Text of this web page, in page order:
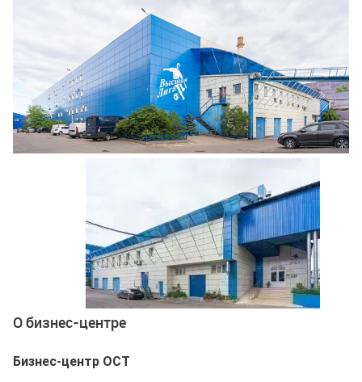
О бизнес-центре
Бизнес-центр ОСТ